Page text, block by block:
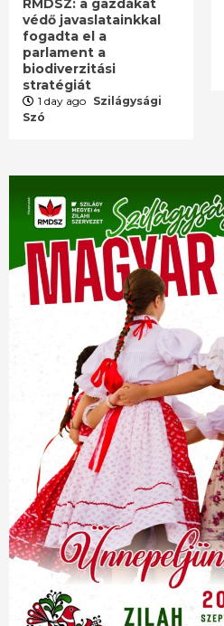
RMDSZ: a gazdákat
védő javaslatainkkal
fogadta el a
parlament a
biodiverzitási
stratégiát
1 day ago Szilágysági
Szó